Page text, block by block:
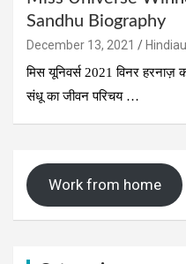
Sandhu Biography
December 13, 2021
मिस यूनिवर्स 2021 विनर हरनाज़
संधू का जीवन परिचय …
Work from home